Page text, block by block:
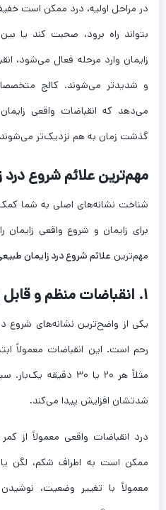
در مراحل اولیه، درد ممکن است
بتواند راه برود، صحبت کند یا
زایمان وارد مرحله فعال می‌شود،
و شدیدتر می‌شوند. کالج
می‌دهد که انقباضات واقعی
گذشت زمان به هم نزدیک‌تر
مهم‌ترین علائم شروع درد
شناخت نشانه‌های اصلی به شما
برای زایمان و شروع واقعی
مهم‌ترین علائم شروع درد زایمان
۱. انقباضات منظم و قابل پیش‌بینی
یکی از واضح‌ترین نشانه‌های شروع
رحم است. این انقباضات معمولاً
مثلاً هر ۲۰ یا ۳۰
شدتشان افزایش پیدا می‌کند.
درد انقباضات واقعی معمولاً از
ممکن است به اطراف شکم، لگن
معمولاً با تغییر وضعیت،